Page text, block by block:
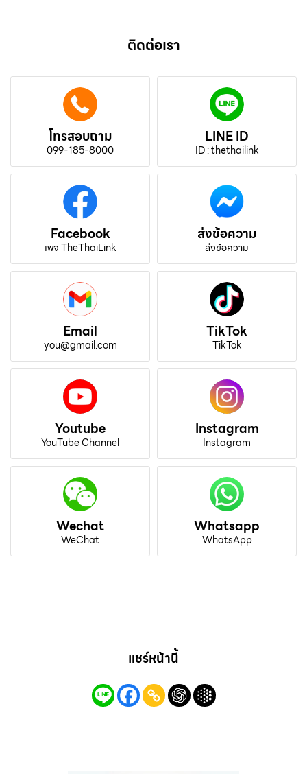
ติดต่อเรา
โทรสอบถาม
099-185-8000
LINE ID
ID : thethailink
Facebook
เพจ TheThaiLink
ส่งข้อความ
ส่งข้อความ
Email
you@gmail.com
TikTok
TikTok
Youtube
YouTube Channel
Instagram
Instagram
Wechat
WeChat
Whatsapp
WhatsApp
แชร์หน้านี้